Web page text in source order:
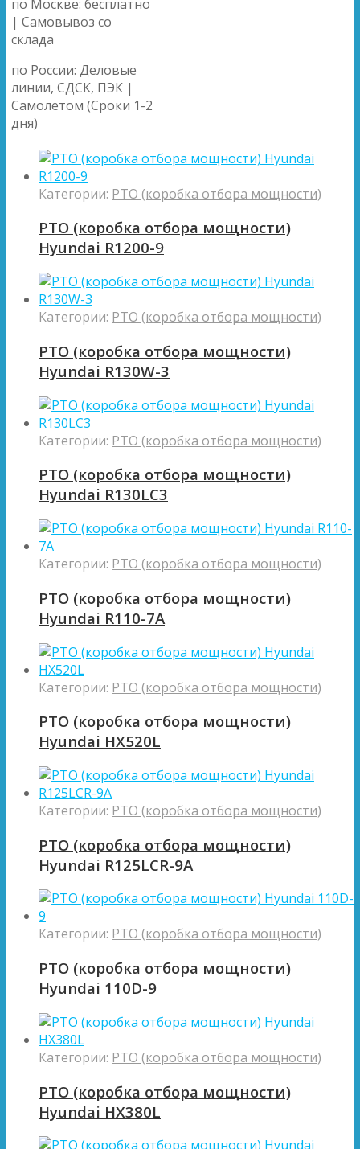
по Москве: бесплатно
| Самовывоз со
склада
по России: Деловые
линии, СДСК, ПЭК |
Самолетом (Сроки 1-2
дня)
Категории: PTO (коробка отбора мощности)
PTO (коробка отбора мощности)
Hyundai R1200-9
Категории: PTO (коробка отбора мощности)
PTO (коробка отбора мощности)
Hyundai R130W-3
Категории: PTO (коробка отбора мощности)
PTO (коробка отбора мощности)
Hyundai R130LC3
Категории: PTO (коробка отбора мощности)
PTO (коробка отбора мощности)
Hyundai R110-7A
Категории: PTO (коробка отбора мощности)
PTO (коробка отбора мощности)
Hyundai HX520L
Категории: PTO (коробка отбора мощности)
PTO (коробка отбора мощности)
Hyundai R125LCR-9A
Категории: PTO (коробка отбора мощности)
PTO (коробка отбора мощности)
Hyundai 110D-9
Категории: PTO (коробка отбора мощности)
PTO (коробка отбора мощности)
Hyundai HX380L